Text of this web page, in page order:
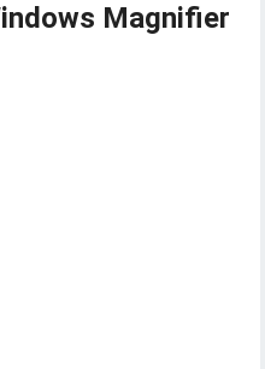
Magnifier